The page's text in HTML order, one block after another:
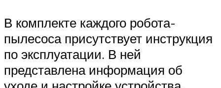
В комплекте каждого робота-
пылесоса присутствует инструкция
по эксплуатации. В ней
представлена информация об